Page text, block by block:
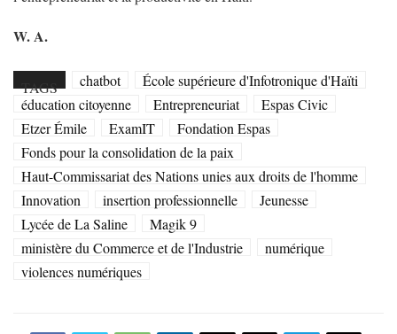
W. A.
TAGS chatbot
École supérieure d'Infotronique d'Haïti
éducation citoyenne
Entrepreneuriat
Espas Civic
Etzer Émile
ExamIT
Fondation Espas
Fonds pour la consolidation de la paix
Haut-Commissariat des Nations unies aux droits de l'homme
Innovation
insertion professionnelle
Jeunesse
Lycée de La Saline
Magik 9
ministère du Commerce et de l'Industrie
numérique
violences numériques